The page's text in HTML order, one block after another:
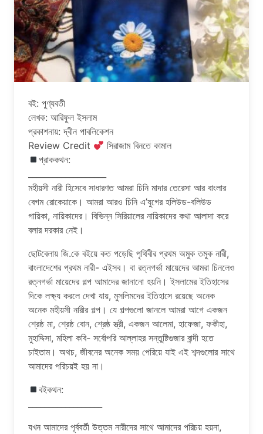
বই: পুণ্যবতী
লেখক: আরিফুল ইসলাম
প্রকাশনায়: দ্বীন পাবলিকেশন
Review Credit
সিরাজাম বিনতে কামাল
প্রাককথন:
মহীয়সী নারী হিসেবে সাধারণত আমরা চিনি মাদার তেরেসা আর বাংলার
বেগম রোকেয়াকে। আমরা আরও চিনি এ’যুগের হলিউড-বলিউড
গায়িকা, নায়িকাদের। বিভিন্ন সিরিয়ালের নায়িকাদের কথা আলাদা করে
বলার দরকার নেই।
ছোটবেলায় জি.কে বইয়ে কত পড়েছি পৃথিবীর প্রথম অমুক তমুক নারী,
বাংলাদেশের প্রথম নারী- এইসব। বা রত্নগর্ভা মায়েদের আমরা চিনলেও
রত্নগর্ভা মায়েদের গল্প আমাদের জানানো হয়নি। ইসলামের ইতিহাসের
দিকে লক্ষ্য করলে দেখা যায়, মুসলিমদের ইতিহাসে রয়েছে অনেক
অনেক মহীয়সী নারীর গল্প। যে গল্পগুলো জানলে আমরা আগে একজন
শ্রেষ্ঠ মা, শ্রেষ্ঠ বোন, শ্রেষ্ঠ স্ত্রী, একজন আলেমা, হাফেজা, ফকীহা,
মুহাদ্দিসা, মহিলা কবি- সর্বোপরি আল্লাহর সন্তুষ্টিগুজার বান্দী হতে
চাইতাম। অথচ, জীবনের অনেক সময় পেরিয়ে যাই এই শব্দগুলোর সাথে
আমাদের পরিচয়ই হয় না।
বইকথন:
যখন আমাদের পূর্ববর্তী উত্তম নারীদের সাথে আমাদের পরিচয় হয়না,